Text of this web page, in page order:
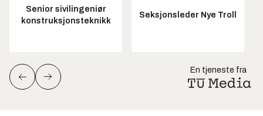
Senior sivilingeniør
konstruksjonsteknikk
Seksjonsleder Nye Troll
En tjeneste fra